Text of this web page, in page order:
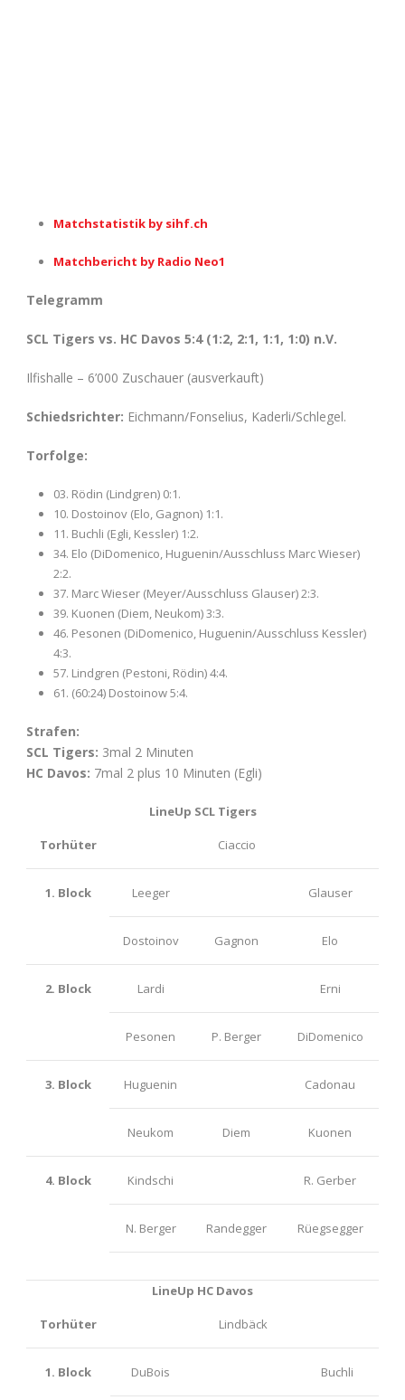
Matchstatistik by sihf.ch
Matchbericht by Radio Neo1
Telegramm
SCL Tigers vs. HC Davos 5:4 (1:2, 2:1, 1:1, 1:0) n.V.
Ilfishalle – 6’000 Zuschauer (ausverkauft)
Schiedsrichter: Eichmann/Fonselius, Kaderli/Schlegel.
Torfolge:
03. Rödin (Lindgren) 0:1.
10. Dostoinov (Elo, Gagnon) 1:1.
11. Buchli (Egli, Kessler) 1:2.
34. Elo (DiDomenico, Huguenin/Ausschluss Marc Wieser)
2:2.
37. Marc Wieser (Meyer/Ausschluss Glauser) 2:3.
39. Kuonen (Diem, Neukom) 3:3.
46. Pesonen (DiDomenico, Huguenin/Ausschluss Kessler)
4:3.
57. Lindgren (Pestoni, Rödin) 4:4.
61. (60:24) Dostoinow 5:4.
Strafen:
SCL Tigers: 3mal 2 Minuten
HC Davos: 7mal 2 plus 10 Minuten (Egli)
LineUp SCL Tigers
Torhüter Ciaccio
1. Block Leeger Glauser
Dostoinov Gagnon Elo
2. Block Lardi Erni
Pesonen P. Berger DiDomenico
3. Block Huguenin Cadonau
Neukom Diem Kuonen
4. Block Kindschi R. Gerber
N. Berger Randegger Rüegsegger
LineUp HC Davos
Torhüter Lindbäck
1. Block DuBois Buchli